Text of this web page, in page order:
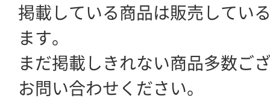
掲載している商品は販売してい
ます。
まだ掲載しきれない商品多数ご
お問い合わせください。